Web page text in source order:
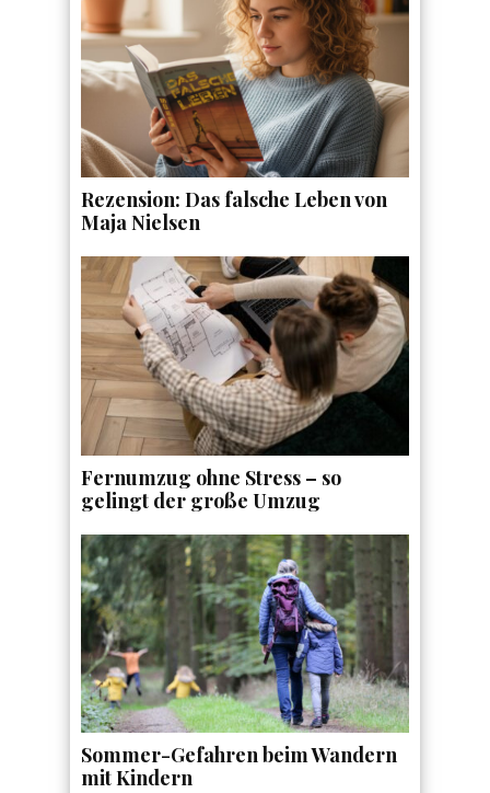
Rezension: Das falsche Leben von
Maja Nielsen
Fernumzug ohne Stress – so
gelingt der große Umzug
Sommer-Gefahren beim Wandern
mit Kindern